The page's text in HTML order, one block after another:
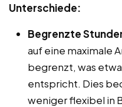
Unterschiede:
Begrenzte
auf eine maximale
begrenzt, was
entspricht. Dies
weniger flexibel in